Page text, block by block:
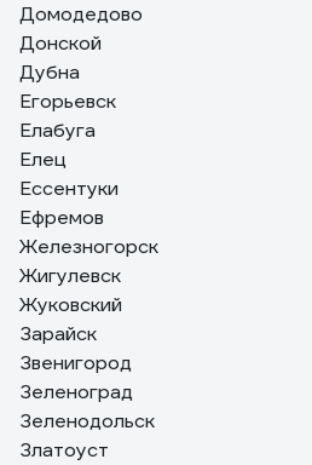
Домодедово
Донской
Дубна
Егорьевск
Елабуга
Елец
Ессентуки
Ефремов
Железногорск
Жигулевск
Жуковский
Зарайск
Звенигород
Зеленоград
Зеленодольск
Златоуст